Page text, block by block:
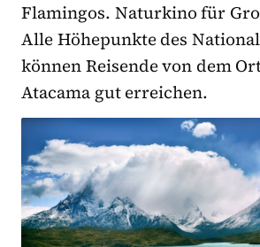
Flamingos. Naturkino für
Alle Höhepunkte des
können Reisende von dem
Atacama gut erreichen.